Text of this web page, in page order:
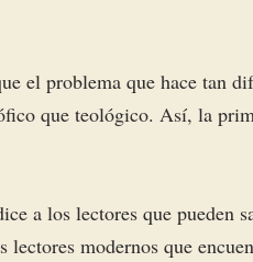
el problema que hace tan
que teológico. Así, la
a los lectores que pueden
lectores modernos que